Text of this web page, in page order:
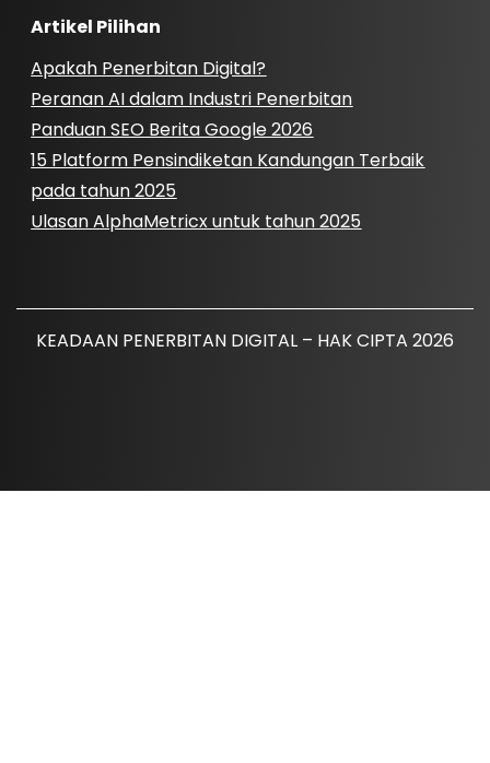
Artikel Pilihan
Apakah Penerbitan Digital?
Peranan AI dalam Industri Penerbitan
Panduan SEO Berita Google 2026
15 Platform Pensindiketan Kandungan Terbaik
pada tahun 2025
Ulasan AlphaMetricx untuk tahun 2025
KEADAAN PENERBITAN DIGITAL – HAK CIPTA 2026